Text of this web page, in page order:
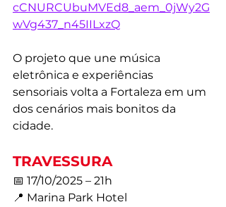
cCNURCUbuMVEd8_aem_0jWy2G
wVg437_n45IILxzQ
O projeto que une música
eletrônica e experiências
sensoriais volta a Fortaleza em um
dos cenários mais bonitos da
cidade.
TRAVESSURA
📅 17/10/2025 – 21h
📍 Marina Park Hotel